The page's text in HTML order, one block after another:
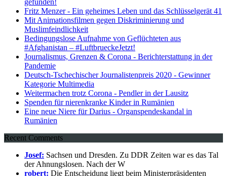
Fritz Menzer - Ein geheimes Leben und das Schlüsselgerät 41
Mit Animationsfilmen gegen Diskriminierung und
Muslimfeindlichkeit
Bedingungslose Aufnahme von Geflüchteten aus
#Afghanistan – #LuftbrueckeJetzt!
Journalismus, Grenzen & Corona - Berichterstattung in der
Pandemie
Deutsch-Tschechischer Journalistenpreis 2020 - Gewinner
Kategorie Multimedia
Weitermachen trotz Corona - Pendler in der Lausitz
Spenden für nierenkranke Kinder in Rumänien
Eine neue Niere für Darius - Organspendeskandal in
Rumänien
Recent Comments
Josef: Sachsen und Dresden. Zu DDR Zeiten war es das Tal
der Ahnungslosen. Nach der W
robert: Die Entscheidung liegt beim Ministerpräsidenten